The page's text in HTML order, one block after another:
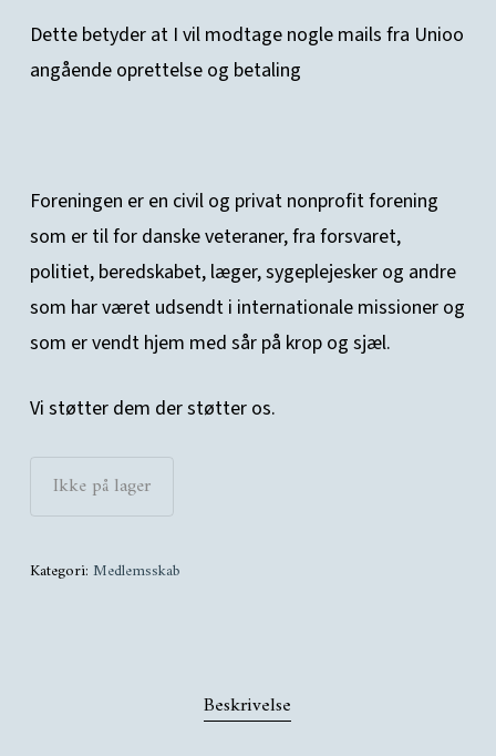
Dette betyder at I vil modtage nogle mails fra Unioo
angående oprettelse og betaling
Foreningen er en civil og privat nonprofit forening
som er til for danske veteraner, fra forsvaret,
politiet, beredskabet, læger, sygeplejesker og andre
som har været udsendt i internationale missioner og
som er vendt hjem med sår på krop og sjæl.
Vi støtter dem der støtter os.
Ikke på lager
Kategori: Medlemsskab
Beskrivelse